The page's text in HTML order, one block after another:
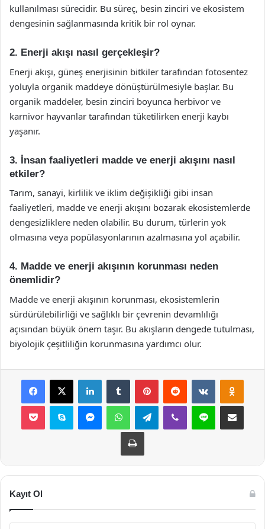
kullanılması sürecidir. Bu süreç, besin zinciri ve ekosistem
dengesinin sağlanmasında kritik bir rol oynar.
2. Enerji akışı nasıl gerçekleşir?
Enerji akışı, güneş enerjisinin bitkiler tarafından fotosentez
yoluyla organik maddeye dönüştürülmesiyle başlar. Bu
organik maddeler, besin zinciri boyunca herbivor ve
karnivor hayvanlar tarafından tüketilirken enerji kaybı
yaşanır.
3. İnsan faaliyetleri madde ve enerji akışını nasıl
etkiler?
Tarım, sanayi, kirlilik ve iklim değişikliği gibi insan
faaliyetleri, madde ve enerji akışını bozarak ekosistemlerde
dengesizliklere neden olabilir. Bu durum, türlerin yok
olmasına veya popülasyonlarının azalmasına yol açabilir.
4. Madde ve enerji akışının korunması neden
önemlidir?
Madde ve enerji akışının korunması, ekosistemlerin
sürdürülebilirliği ve sağlıklı bir çevrenin devamlılığı
açısından büyük önem taşır. Bu akışların dengede tutulması,
biyolojik çeşitliliğin korunmasına yardımcı olur.
Facebook
X LinkedInTumblr PinterestReddit VKontakte
Pocket Skype MessengerWhatsAppTelegramViber Line E-Posta ile
Yazdır
Kayıt Ol